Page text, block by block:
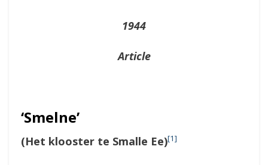
1944
Article
‘Smelne’
(Het klooster te Smalle Ee)[1]